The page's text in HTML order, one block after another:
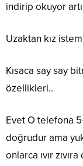
indirip okuyor
Uzaktan kız
Kısaca say say
özellikleri..
Evet O telefona
doğrudur ama
onlarca ıvır